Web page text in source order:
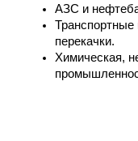
АЗС и
перекачки.
Химическая,